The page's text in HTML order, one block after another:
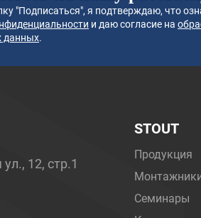
"Подписаться", я подтверждаю, что
и даю согласие на
данных.
12, стр.1
STOUT
Продукция
Семинары